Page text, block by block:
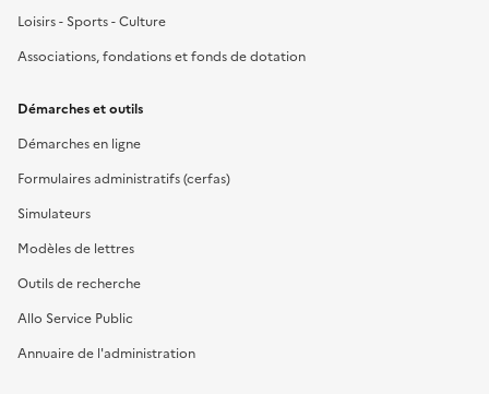
Loisirs - Sports - Culture
Associations, fondations et fonds de dotation
Démarches et outils
Démarches en ligne
Formulaires administratifs (cerfas)
Simulateurs
Modèles de lettres
Outils de recherche
Allo Service Public
Annuaire de l'administration